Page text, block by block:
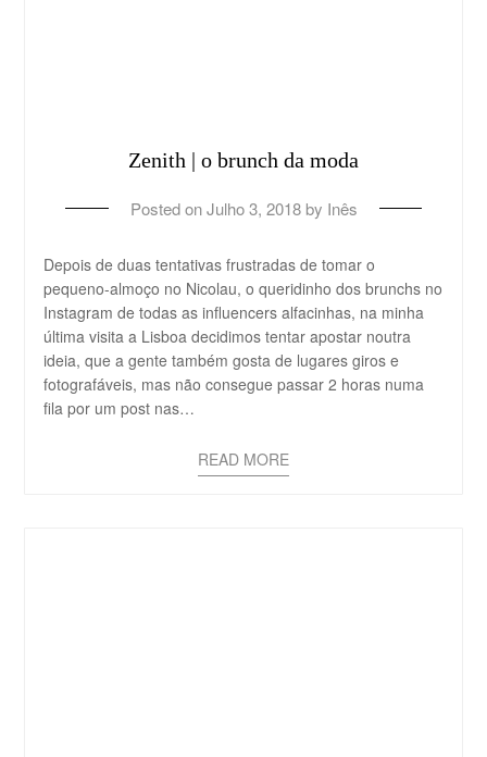
Zenith | o brunch da moda
Posted onJulho 3, 2018by Inês
Depois de duas tentativas frustradas de tomar o
pequeno-almoço no Nicolau, o queridinho dos brunchs no
Instagram de todas as influencers alfacinhas, na minha
última visita a Lisboa decidimos tentar apostar noutra
ideia, que a gente também gosta de lugares giros e
fotografáveis, mas não consegue passar 2 horas numa
fila por um post nas…
READ MORE